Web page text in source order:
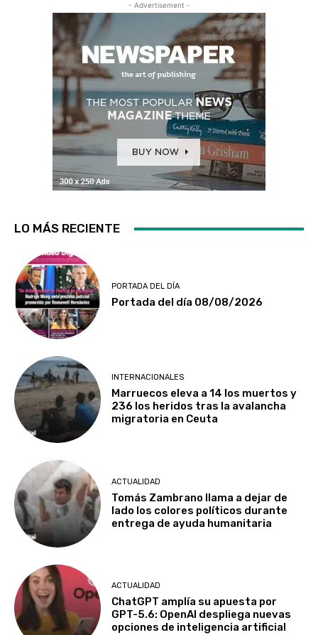
- Advertisement -
LO MÁS RECIENTE
PORTADA DEL DÍA
Portada del día 08/08/2026
INTERNACIONALES
Marruecos eleva a 14 los muertos y
236 los heridos tras la avalancha
migratoria en Ceuta
ACTUALIDAD
Tomás Zambrano llama a dejar de
lado los colores políticos durante
entrega de ayuda humanitaria
ACTUALIDAD
ChatGPT amplía su apuesta por
GPT-5.6: OpenAI despliega nuevas
opciones de inteligencia artificial